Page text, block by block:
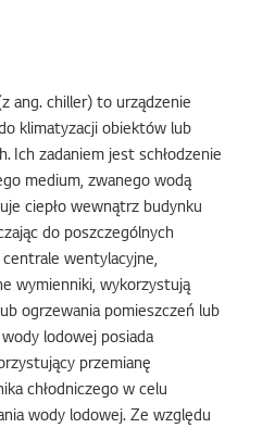
ang. chiller) to urządzenie
klimatyzacji obiektów lub
Ich zadaniem jest schłodzenie
medium, zwanego wodą
ciepło wewnątrz budynku
do poszczególnych
wentylacyjne,
wymienniki, wykorzystują
ogrzewania pomieszczeń lub
lodowej posiada
przemianę
chłodniczego w celu
wody lodowej. Ze względu